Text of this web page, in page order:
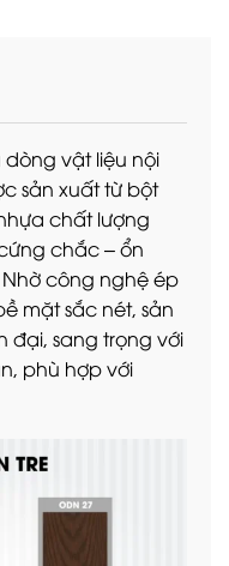
dòng vật liệu nội
sản xuất từ bột
chất lượng
chắc – ổn
công nghệ ép
mặt sắc nét, sản
đại, sang trọng với
phù hợp với